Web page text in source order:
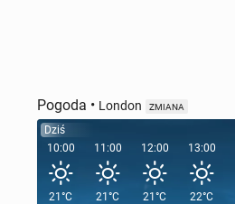
Pogoda • London ZMIANA
Dziś
10:00
21°C
11:00
21°C
12:00
21°C
13:00
22°C